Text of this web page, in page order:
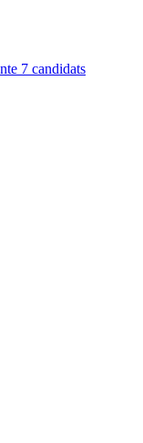
7 candidats